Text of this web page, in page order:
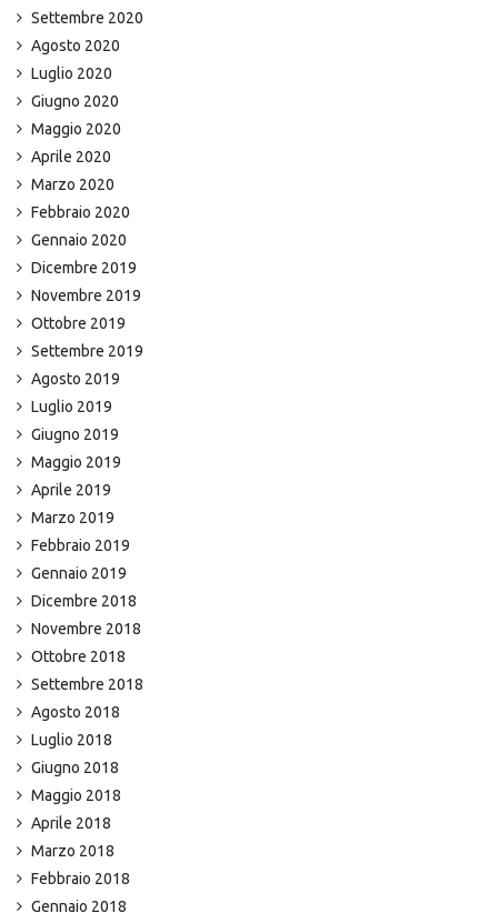
Settembre 2020
Agosto 2020
Luglio 2020
Giugno 2020
Maggio 2020
Aprile 2020
Marzo 2020
Febbraio 2020
Gennaio 2020
Dicembre 2019
Novembre 2019
Ottobre 2019
Settembre 2019
Agosto 2019
Luglio 2019
Giugno 2019
Maggio 2019
Aprile 2019
Marzo 2019
Febbraio 2019
Gennaio 2019
Dicembre 2018
Novembre 2018
Ottobre 2018
Settembre 2018
Agosto 2018
Luglio 2018
Giugno 2018
Maggio 2018
Aprile 2018
Marzo 2018
Febbraio 2018
Gennaio 2018